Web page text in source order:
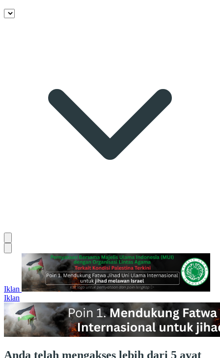
Iklan
Iklan
Anda telah mengakses lebih dari 5 ayat